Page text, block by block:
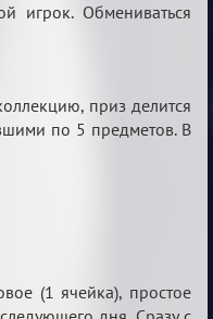
игрок. Обмениваться
приз делится
по 5 предметов. В
(1 ячейка), простое